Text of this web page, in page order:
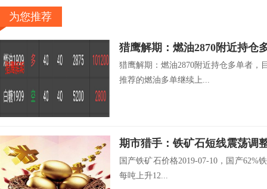
为您推荐
猎鹰解期：燃油2870附近持仓多单者，
推荐的燃油多单继续上...
期市猎手：铁矿石短线震荡调
国产铁矿石价格2019-07-10，国产62%
每吨上升12...